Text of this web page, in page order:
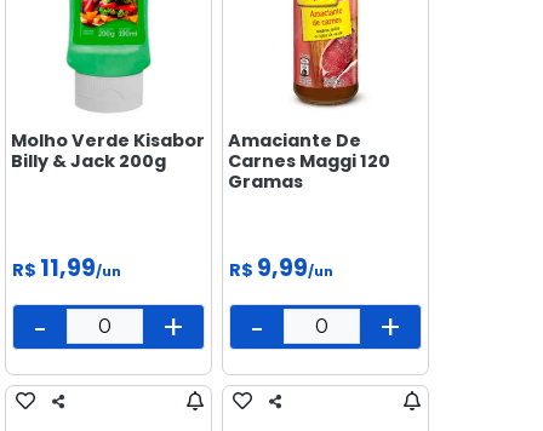
Molho Verde Kisabor
Billy & Jack 200g
R$ 11,99/un
- +
Amaciante De
Carnes Maggi 120
Gramas
R$ 9,99/un
- +